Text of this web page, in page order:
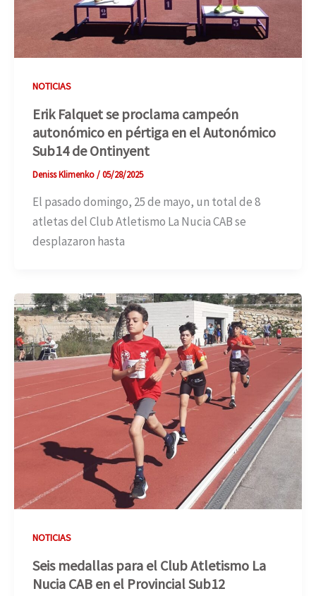
NOTICIAS
Erik Falquet se proclama campeón
autonómico en pértiga en el Autonómico
Sub14 de Ontinyent
Deniss Klimenko/05/28/2025
El pasado domingo, 25 de mayo, un total de 8
atletas del Club Atletismo La Nucia CAB se
desplazaron hasta
NOTICIAS
Seis medallas para el Club Atletismo La
Nucia CAB en el Provincial Sub12